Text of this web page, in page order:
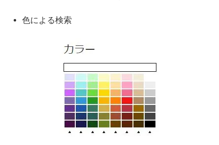
色による検索